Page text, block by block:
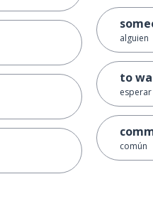
alguien
to
esperar
común